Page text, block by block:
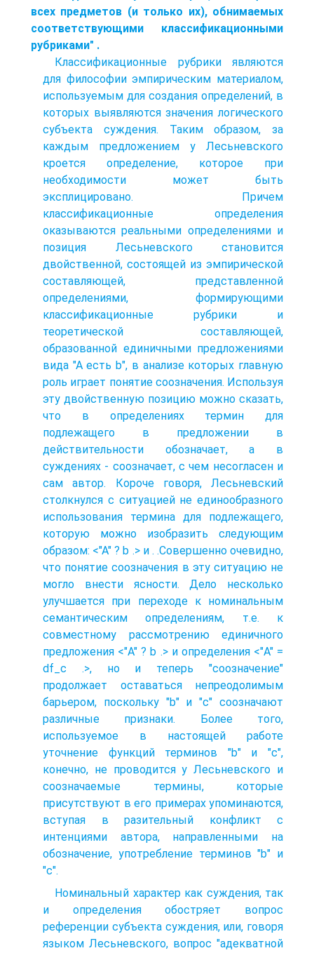
всех предметов (и только их), обнимаемых
соответствующими классификационными
рубриками" .
Классификационные рубрики являются
для философии эмпирическим материалом,
используемым для создания определений, в
которых выявляются значения логического
субъекта суждения. Таким образом, за
каждым предложением у Лесьневского
кроется определение, которое при
необходимости может быть
эксплицировано. Причем
классификационные определения
оказываются реальными определениями и
позиция Лесьневского становится
двойственной, состоящей из эмпирической
составляющей, представленной
определениями, формирующими
классификационные рубрики и
теоретической составляющей,
образованной единичными предложениями
вида "А есть b", в анализе которых главную
роль играет понятие соозначения. Используя
эту двойственную позицию можно сказать,
что в определениях термин для
подлежащего в предложении в
действительности обозначает, а в
суждениях - соозначает, с чем несогласен и
сам автор. Короче говоря, Лесьневский
столкнулся с ситуацией не единообразного
использования термина для подлежащего,
которую можно изобразить следующим
образом: <"А" ? b .> и . .Совершенно очевидно,
что понятие соозначения в эту ситуацию не
могло внести ясности. Дело несколько
улучшается при переходе к номинальным
семантическим определениям, т.е. к
совместному рассмотрению единичного
предложения <"A" ? b .> и определения <"A" =
df_c .>, но и теперь "соозначение"
продолжает оставаться непреодолимым
барьером, поскольку "b" и "c" соозначают
различные признаки. Более того,
используемое в настоящей работе
уточнение функций терминов "b" и "c",
конечно, не проводится у Лесьневского и
соозначаемые термины, которые
присутствуют в его примерах упоминаются,
вступая в разительный конфликт с
интенциями автора, направленными на
обозначение, употребление терминов "b" и
"c".
Номинальный характер как суждения, так
и определения обостряет вопрос
референции субъекта суждения, или, говоря
языком Лесьневского, вопрос "адекватной